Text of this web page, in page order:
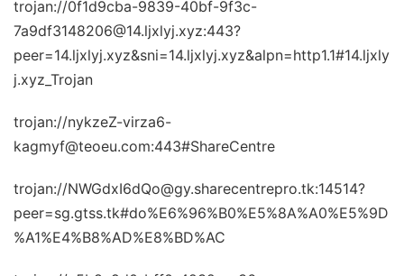
trojan://0f1d9cba-9839-40bf-9f3c-
7a9df3148206@14.ljxlyj.xyz:443?
peer=14.ljxlyj.xyz&sni=14.ljxlyj.xyz&alpn=http1.1#14.ljxly
j.xyz_Trojan
trojan://nykzeZ-virza6-
kagmyf@teoeu.com:443#ShareCentre
trojan://NWGdxI6dQo@gy.sharecentrepro.tk:14514?
peer=sg.gtss.tk#do%E6%96%B0%E5%8A%A0%E5%9D
%A1%E4%B8%AD%E8%BD%AC